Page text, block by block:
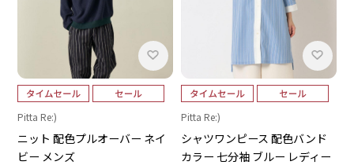
Pitta Re:)
ニット 配色プルオーバー ネイ
ビー メンズ
Pitta Re:)
シャツワンピース 配色バンド
カラー 七分袖 ブルー レディー